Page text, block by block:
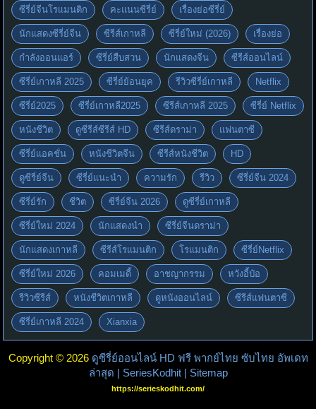
ซีรี่ย์จีนโรแมนติก คะแนนซีรี่ย์ เรื่องย่อซีรี่ย์
นักแสดงซีรี่ย์จีน ซีรีส์เกาหลี ซีรี่ย์ใหม่ (2026) เรื่องย่อ
กำลังออนแอร์ ซีรี่ย์สืบสวน นักแสดงจีน ซีรีส์ออนไลน์
ซีรี่ย์เกาหลี 2025 ซีรี่ย์ย้อนยุค รีวิวซีรี่ย์เกาหลี Netflix
ซีรี่ย์2025 ซีรี่ย์เกาหลี2025 ซีรีส์เกาหลี 2025 ซีรี่ย์ Netflix
หนังชีวิต ดูซีรีส์ซีรีส์ HD ซีรีส์ดราม่า แฟนตาซี
ซีรี่ย์แอคชั่น หนังชีวิตจีน ซีรีส์หนังชีวิต HD
ดูซีรี่ย์จีน ซีรี่ย์แนะนำ ความรัก รีวิว ซีรี่ย์จีน 2024
ซีรี่ย์รัก ชีวิต ซีรี่ย์จีน 2026 ดูซีรี่ย์เกาหลี
ซีรี่ย์ใหม่ 2024 นักแสดงนำ ซีรี่ย์จีนดราม่า
นักแสดงเกาหลี ซีรีส์โรแมนติก โรแมนติก ซีรี่ย์Netflix
ซีรี่ย์ใหม่ 2026 คอมเมดี้ อาชญากรรม หวังอี้ป๋อ
รีวิวซีรีส์ หนังชีวิตเกาหลี ดูหนังออนไลน์ ซีรีส์แฟนตาซี
ซีรี่ย์เกาหลี 2024 Xianxia
Copyright © 2026 ดูซีรี่ย์ออนไลน์ HD ฟรี พากย์ไทย ซับไทย อัพเดท
ล่าสุด | SeriesKodhit | Sitemap
https://serieskodhit.com/